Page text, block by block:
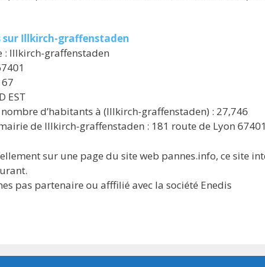
sur Illkirch-graffenstaden
: Illkirch-graffenstaden
EST
d’habitants à (Illkirch-graffenstaden) : 27,746
de Illkirch-graffenstaden : 181 route de Lyon
sur une page du site web pannes.info, ce site
pas partenaire ou afffilié avec la société Enedis